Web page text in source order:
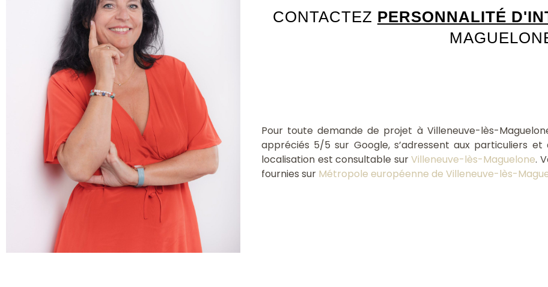
CONTACTEZ PERSONNALITÉ
Pour toute demande de projet à Villeneuve-lès-
appréciés 5/5 sur Google, s’adressent aux particuliers
localisation est consultable surVilleneuve-lès-Maguelone.
fournies sur Métropole européenne de Villeneuve-lès-